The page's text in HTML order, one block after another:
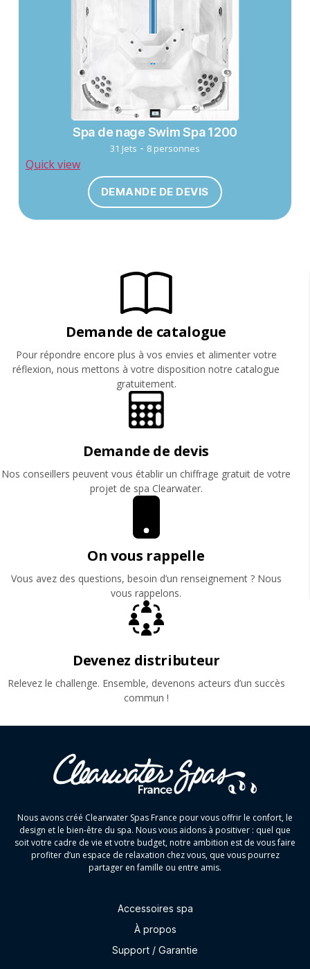
Spa de nage Swim Spa 1200
31 Jets - 8 personnes
Quick view
DEMANDE DE DEVIS
Demande de catalogue
Pour répondre encore plus à vos envies et alimenter votre
réflexion, nous mettons à votre disposition notre catalogue
gratuitement.
Demande de devis
Nos conseillers peuvent vous établir un chiffrage gratuit de votre
projet de spa Clearwater.
On vous rappelle
Vous avez des questions, besoin d’un renseignement ? Nous
vous rappelons.
Devenez distributeur
Relevez le challenge. Ensemble, devenons acteurs d’un succès
commun !
Nous avons créé Clearwater Spas France pour vous offrir le confort, le
design et le bien-être du spa. Nous vous aidons à positiver : quel que
soit votre cadre de vie et votre budget, notre ambition est de vous faire
profiter d’un espace de relaxation chez vous, que vous pourrez
partager en famille ou entre amis.
Accessoires spa
À propos
Support / Garantie